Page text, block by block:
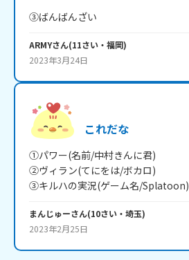
③ばんばんざい
ARMYさん(11さい・ 福岡)
2023年3月24日
これだな
①パワー(名前/中村きんに君)
②ヴィラン(てにをは/ボカロ)
③キルハの実況(ゲーム名/Splatoon)
まんじゅーさん(10さい・ 埼玉)
2023年2月25日